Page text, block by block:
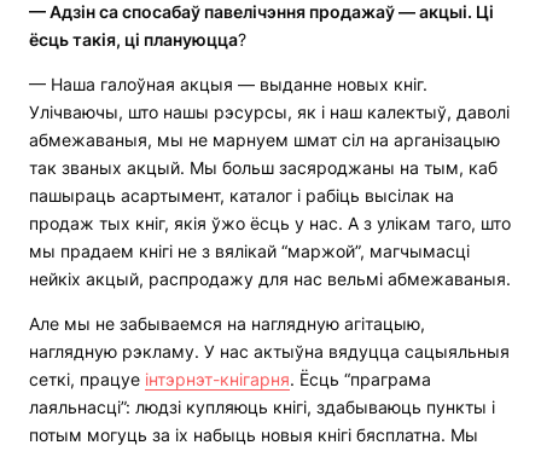
— Адзін са спосабаў павелічэння продажаў — акцыі. Ці
ёсць такія, ці плануюцца?
— Наша галоўная акцыя — выданне новых кніг.
Улічваючы, што нашы рэсурсы, як і наш калектыў, даволі
абмежаваныя, мы не марнуем шмат сіл на арганізацыю
так званых акцый. Мы больш засяроджаны на тым, каб
пашыраць асартымент, каталог і рабіць высілак на
продаж тых кніг, якія ўжо ёсць у нас. А з улікам таго, што
мы прадаем кнігі не з вялікай “маржой”, магчымасці
нейкіх акцый, распродажу для нас вельмі абмежаваныя.
Але мы не забываемся на наглядную агітацыю,
наглядную рэкламу. У нас актыўна вядуцца сацыяльныя
сеткі, працуе інтэрнэт-кнігарня. Ёсць “праграма
лаяльнасці”: людзі купляюць кнігі, здабываюць пункты і
потым могуць за іх набыць новыя кнігі бясплатна. Мы